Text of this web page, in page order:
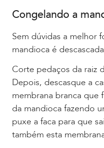
Congelando a
Sem dúvidas a melhor
mandioca é
Corte pedaços da raiz
Depois, descasque a
membrana branca que
da mandioca fazendo
puxe a faca para que
também esta